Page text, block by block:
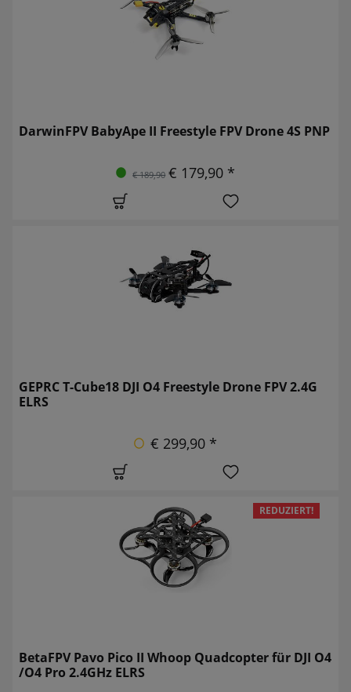
DarwinFPV BabyApe II Freestyle FPV Drone 4S PNP
€ 189,90 € 179,90 *
GEPRC T-Cube18 DJI O4 Freestyle Drone FPV 2.4G
ELRS
€ 299,90 *
REDUZIERT!
BetaFPV Pavo Pico II Whoop Quadcopter für DJI O4
/O4 Pro 2.4GHz ELRS